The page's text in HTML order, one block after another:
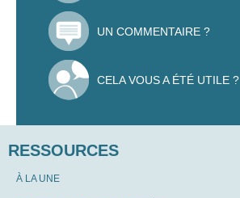
UN COMMENTAIRE ?
CELA VOUS A ÉTÉ UTILE ?
RESSOURCES
À LA UNE